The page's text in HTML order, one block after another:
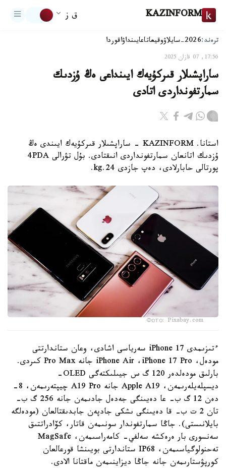
KAZINFORM ق ز
ترەند:2026-سايلاۋ وقيعاتاعايىنداۋاقوردا
17:56, 07 قازان 2025
ساراپشىلار قىركۇيەك ايىنداعى ەڭ ۇزدىك
سمارتفونداردى اتادى
استانا. KAZINFORM - ساراپشىلار قىركۇيەك ايىندى ەڭ
ۇزدىك اتانعان سمارتفونداردى انىقتادى. بۇل تۋرالى 4PDA
پورتالى حابارلادى، دەپ جازدى kg.24.
Фото: Pixabay.com
ءتىزىمدى iPhone 17 سەرياسى اشادى، وعان ستاندارتتى
مودەل، iPhone Air ،iPhone 17 Pro جانە Pro Max كىردى.
بارلىق مودەلدەر 120 گ س جيىلىكتەگى OLED-
ديسپلەيلەرىمەن، Apple A19 جانە A19 Pro چيپتەرىمەن، 8-
دەن 12 گ ب- عا دەيىنگى جەدەل جادىمەن جانە 256 گ ب-
تان 2 ت ب- قا دەيىنگى ىشكى جادپەن جابدىقتالعان (مودەلگە
بايلانىستى). جاڭا سمارتفوندار سونىمەن قاتار، كۆادراتتىق
سەنسورى بار ەرەكشە سەلفي- كامەراسىمەن، MagSafe
تەحنولوگياسىمەن، IP68 ستاندارتى بويىنشا قورعالعان
كورپۋستارىمەن جانە جاڭا ديزاينىمەن ماقتانا الادى.